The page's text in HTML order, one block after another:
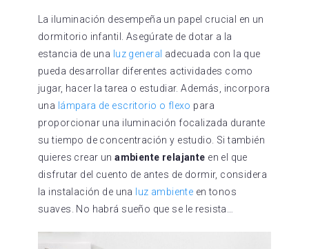
La iluminación desempeña un papel crucial en un
dormitorio infantil. Asegúrate de dotar a la
estancia de una luz general adecuada con la que
pueda desarrollar diferentes actividades como
jugar, hacer la tarea o estudiar. Además, incorpora
una lámpara de escritorio o flexo para
proporcionar una iluminación focalizada durante
su tiempo de concentración y estudio. Si también
quieres crear unambiente relajante en el que
disfrutar del cuento de antes de dormir, considera
la instalación de una
luz ambiente en tonos
suaves. No habrá sueño que se le resista…